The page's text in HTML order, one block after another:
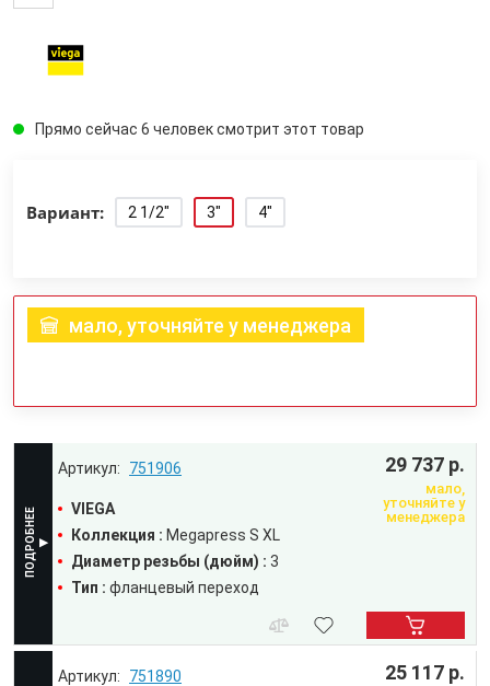
Прямо сейчас 6 человек смотрит этот товар
Вариант: 2 1/2" 3" 4"
мало, уточняйте у менеджера
751890 25 117 р.
751906
VIEGA
Коллекция : Megapress S XL
Диаметр резьбы (дюйм) : 3
Тип : фланцевый переход
29 737 р.
мало,
уточняйте у
менеджера